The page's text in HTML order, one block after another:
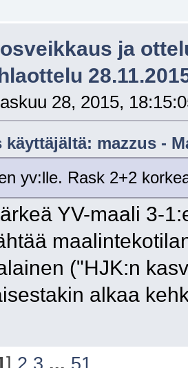
ja
28, 2015,
käyttäjältä: mazzus -
yv:lle. Rask 2+2
YV-maali 3-
("HJK:n
alkaa
] 2 3 ... 51